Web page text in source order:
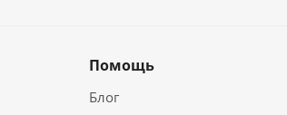
Помощь
Блог